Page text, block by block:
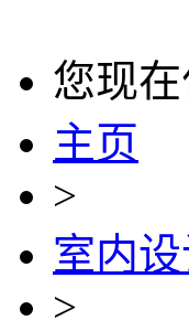
您现在
主页
>
室内
>